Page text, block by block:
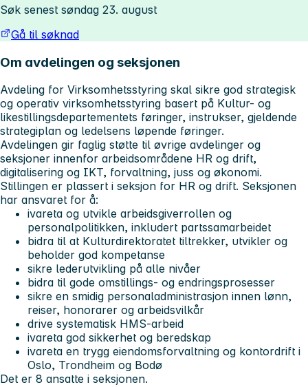
Søk senest søndag 23. august
Gå til søknad
Om avdelingen og seksjonen
Avdeling for Virksomhetsstyring skal sikre god strategisk
og operativ virksomhetsstyring basert på Kultur- og
likestillingsdepartementets føringer, instrukser, gjeldende
strategiplan og ledelsens løpende føringer.
Avdelingen gir faglig støtte til øvrige avdelinger og
seksjoner innenfor arbeidsområdene HR og drift,
digitalisering og IKT, forvaltning, juss og økonomi.
Stillingen er plassert i seksjon for HR og drift. Seksjonen
har ansvaret for å:
ivareta og utvikle arbeidsgiverrollen og
personalpolitikken, inkludert partssamarbeidet
bidra til at Kulturdirektoratet tiltrekker, utvikler og
beholder god kompetanse
sikre lederutvikling på alle nivåer
bidra til gode omstillings- og endringsprosesser
sikre en smidig personaladministrasjon innen lønn,
reiser, honorarer og arbeidsvilkår
drive systematisk HMS-arbeid
ivareta god sikkerhet og beredskap
ivareta en trygg eiendomsforvaltning og kontordrift i
Oslo, Trondheim og Bodø
Det er 8 ansatte i seksjonen.